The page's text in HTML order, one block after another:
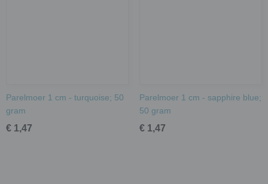
Parelmoer 1 cm - turquoise; 50
gram
€ 1,47
Parelmoer 1 cm - sapphire blue;
50 gram
€ 1,47